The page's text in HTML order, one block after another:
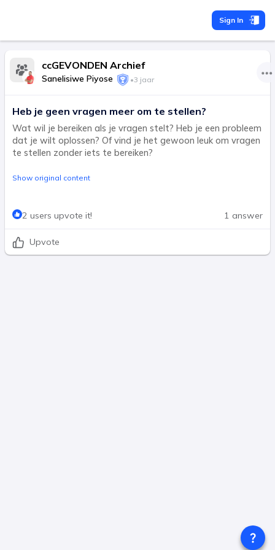
Sign In
ccGEVONDEN Archief
Sanelisiwe Piyose •3 jaar
Heb je geen vragen meer om te stellen?
Wat wil je bereiken als je vragen stelt? Heb je een probleem
dat je wilt oplossen? Of vind je het gewoon leuk om vragen
te stellen zonder iets te bereiken?
Show original content
2 users upvote it! 1 answer
Upvote